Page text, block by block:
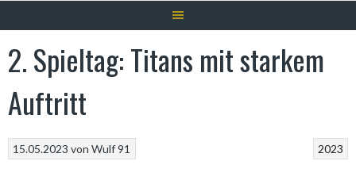
2. Spieltag: Titans mit starkem
Auftritt
2023
15.05.2023 vonWulf 91